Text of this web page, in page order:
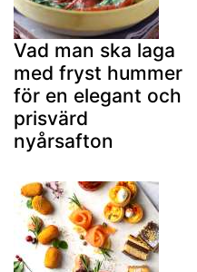
Vad man ska laga
med fryst hummer
för en elegant och
prisvärd
nyårsafton